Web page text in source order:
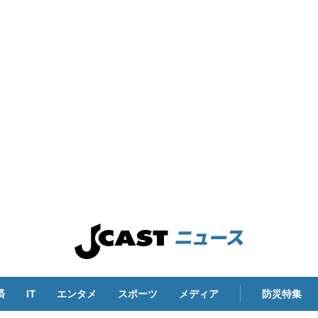
IT エンタメ スポーツ メディア 防災特集